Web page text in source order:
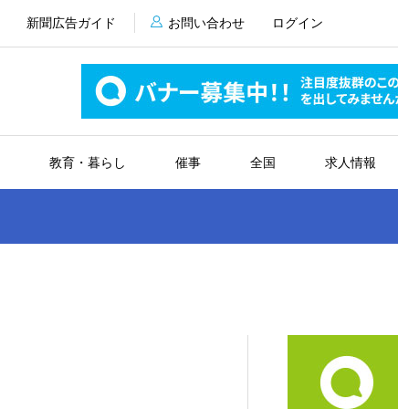
新聞広告ガイド お問い合わせ ログイン
教育・暮らし 催事 全国 求人情報